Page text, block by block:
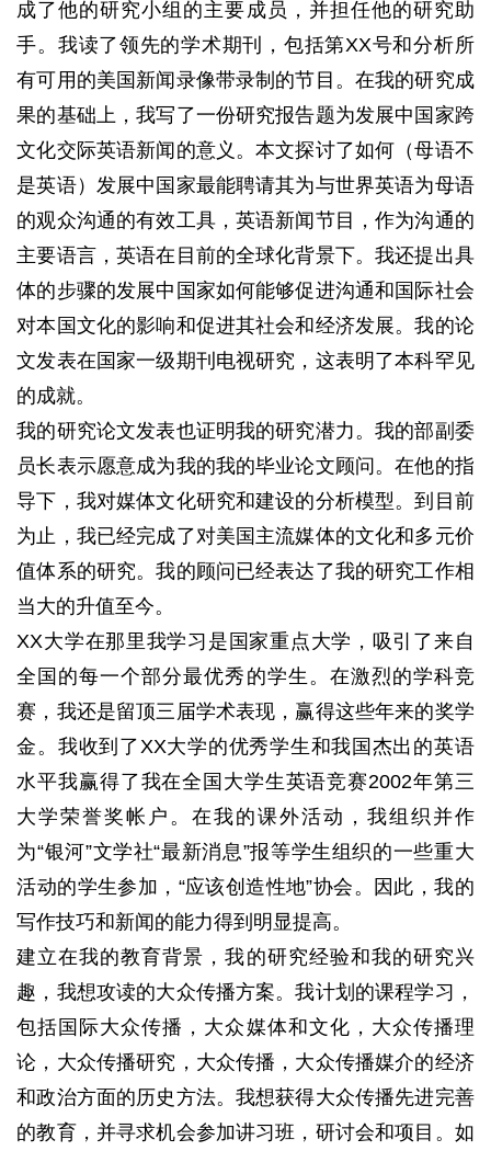
成了他的研究小组的主要成员，并担任他的研究助
手。 我读了领先的学术期刊，包括第XX号和分析所
有可用的美国新闻录像带录制的节目。 在我的研究成
果的基础上，我写了一份研究报告题为发展中国家跨
文化交际英语新闻的意义。本文探讨了如何（母语不
是英语）发展中国家最能聘请其为与世界英语为母语
的观众沟通的有效工具，英语新闻节目，作为沟通的
主要语言，英语在目前的全球化背景下。我还提出具
体的步骤的发展中国家如何能够促进沟通和国际社会
对本国文化的影响和促进其社会和经济发展。我的论
文发表在国家一级期刊电视研究，这表明了本科罕见
的成就。
我的研究论文发表也证明我的研究潜力。我的部副委
员长表示愿意成为我的我的毕业论文顾问。在他的指
导下，我对媒体文化研究和建设的分析模型。到目前
为止，我已经完成了对美国主流媒体的文化和多元价
值体系的研究。我的顾问已经表达了我的研究工作相
当大的升值至今。
XX大学在那里我学习是国家重点大学，吸引了来自
全国的每一个部分最优秀的学生。 在激烈的学科竞
赛，我还是留顶三届学术表现，赢得这些年来的奖学
金。 我收到了XX大学的优秀学生和我国杰出的英语
水平我赢得了我在全国大学生英语竞赛2002年第三
大学荣誉奖帐户。在我的课外活动，我组织并作
为“银河”文学社“最新消息”报等学生组织的一些重大
活动的学生参加，“应该创造性地”协会。
因此，我的
写作技巧和新闻的能力得到明显提高。
建立在我的教育背景，我的研究经验和我的研究兴
趣，我想攻读的大众传播方案。我计划的课程学习，
包括国际大众传播，大众媒体和文化，大众传播理
论，大众传播研究，大众传播，大众传播媒介的经济
和政治方面的历史方法。 我想获得大众传播先进完善
的教育，并寻求机会参加讲习班，研讨会和项目。 如